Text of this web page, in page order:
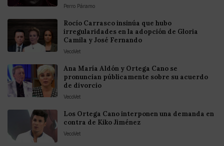
Perro Páramo
Rocío Carrasco insinúa que hubo
irregularidades en la adopción de Gloria
Camila y José Fernando
VecoVet
Ana María Aldón y Ortega Cano se
pronuncian públicamente sobre su acuerdo
de divorcio
VecoVet
Los Ortega Cano interponen una demanda en
contra de Kiko Jiménez
VecoVet